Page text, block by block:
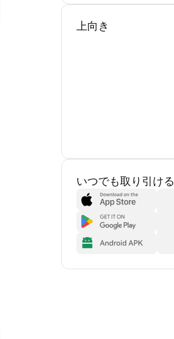
上向き
いつでも取り引ける